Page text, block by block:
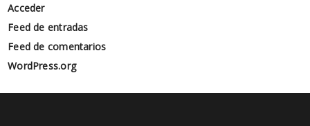
Acceder
Feed de entradas
Feed de comentarios
WordPress.org